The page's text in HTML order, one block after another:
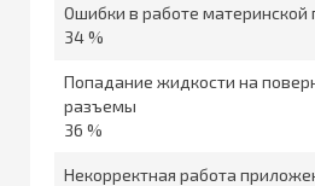
Ошибки в работе материнской
34 %
Попадание жидкости на
разъемы
36 %
Некорректная работа